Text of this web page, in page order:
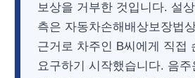
보상을 거부한 것입니다. 설
측은 자동차손해배상보장법
근거로 차주인 B씨에게 직접
요구하기 시작했습니다. 음주